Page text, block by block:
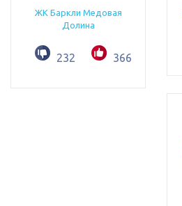
ЖК Баркли Медовая
Долина
232 366